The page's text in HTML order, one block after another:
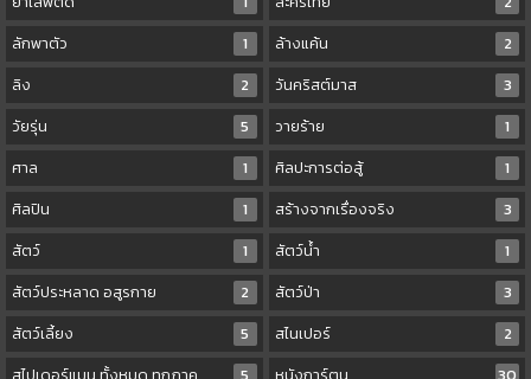
ลักพาตัว
1 ล้างแค้น
2
ลิง
2 วันคริสต์มาส
3
วัยรุ่น
5 วายร้าย
1
ศาล
1 ศิลปะการต่อสู้
1
ศิลปิน
1 สร้างจากเรื่องจริง
3
สัตว์
1 สัตว์น้ำ
1
สัตว์ประหลาด อสูรกาย
2 สัตว์ป่า
3
สัตว์เลี้ยง
5 สไนเปอร์
2